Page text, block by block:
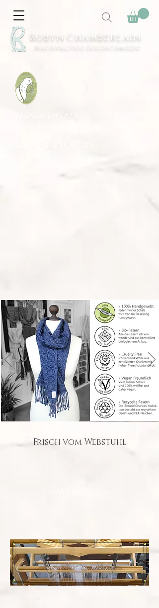
Robyn Chamberlain
Nachhaltige Goldschmiede
Frisch vom Webstuhl